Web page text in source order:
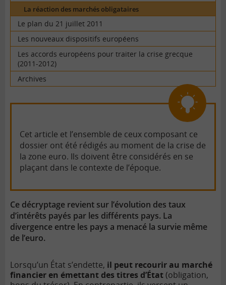
La réaction des marchés obligataires
Le plan du 21 juillet 2011
Les nouveaux dispositifs européens
Les accords européens pour traiter la crise grecque
(2011-2012)
Archives
Cet article et l’ensemble de ceux composant ce
dossier ont été rédigés au moment de la crise de
la zone euro. Ils doivent être considérés en se
plaçant dans le contexte de l’époque.
Ce décryptage revient sur l’évolution des taux
d’intérêts payés par les différents pays. La
divergence entre les pays a menacé la survie même
de l’euro.
Lorsqu’un État s’endette, il peut recourir au marché
financier en émettant des titres d’État(obligation,